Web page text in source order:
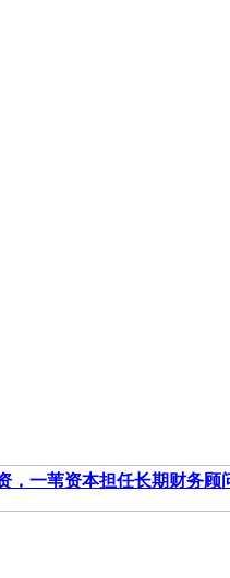
，一苇资本担任长期财务顾